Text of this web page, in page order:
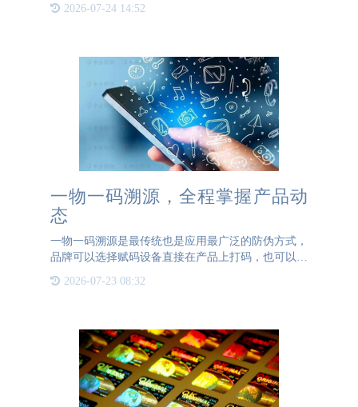
各行业提供专业的溯源码解决方案，帮助企业在供应
2026-07-24 14:52
一物一码溯源，全程掌握产品动
态
一物一码溯源是最传统也是应用最广泛的防伪方式，
品牌可以选择赋码设备直接在产品上打码，也可以采
维码，消费者扫码即可查验产品真伪。当商品被消费
2026-07-23 08:32